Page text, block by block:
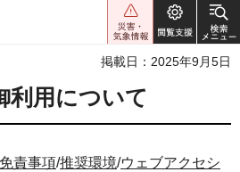
掲載日：2025年9月5日
利用について
免責事項/推奨環境/ウェブアクセシ